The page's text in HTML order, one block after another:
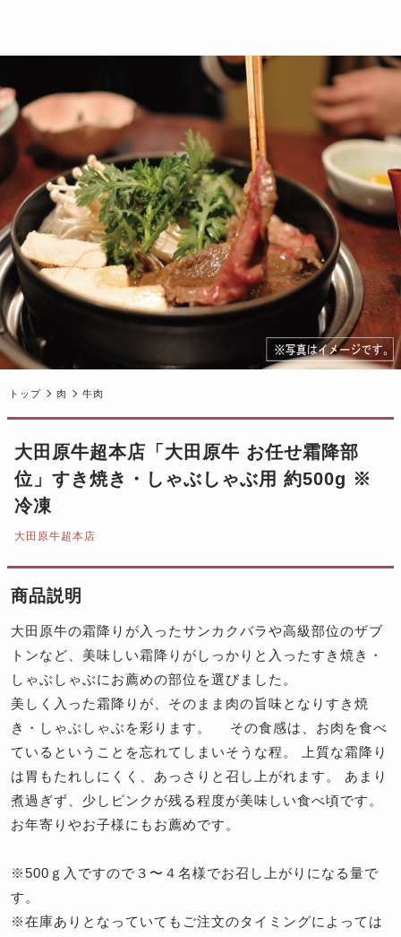
トップ 肉 牛肉
大田原牛超本店「大田原牛 お任せ霜降部
位」すき焼き・しゃぶしゃぶ用 約500g ※
冷凍
大田原牛超本店
商品説明
大田原牛の霜降りが入ったサンカクバラや高級部位のザブ
トンなど、美味しい霜降りがしっかりと入ったすき焼き・
しゃぶしゃぶにお薦めの部位を選びました。
美しく入った霜降りが、そのまま肉の旨味となりすき焼
き・しゃぶしゃぶを彩ります。 その食感は、お肉を食べ
ているということを忘れてしまいそうな程。 上質な霜降り
は胃もたれしにくく、あっさりと召し上がれます。 あまり
煮過ぎず、少しピンクが残る程度が美味しい食べ頃です。
お年寄りやお子様にもお薦めです。
※500ｇ入ですので３〜４名様でお召し上がりになる量で
す。
※在庫ありとなっていてもご注文のタイミングによっては